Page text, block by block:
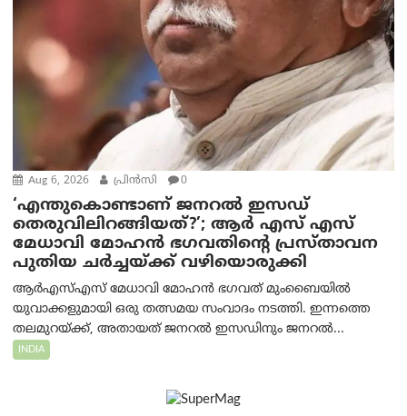
Aug 6, 2026 പ്രിന്‍സി 0
‘എന്തുകൊണ്ടാണ് ജനറൽ ഇസഡ്
തെരുവിലിറങ്ങിയത്?’; ആര്‍ എസ് എസ്
മേധാവി മോഹൻ ഭഗവതിന്റെ പ്രസ്താവന
പുതിയ ചര്‍ച്ചയ്ക്ക് വഴിയൊരുക്കി
ആർ‌എസ്‌എസ് മേധാവി മോഹൻ ഭഗവത് മുംബൈയിൽ
യുവാക്കളുമായി ഒരു തത്സമയ സംവാദം നടത്തി. ഇന്നത്തെ
തലമുറയ്ക്ക്, അതായത് ജനറൽ ഇസഡിനും ജനറൽ...
INDIA